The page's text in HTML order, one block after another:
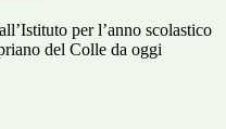
per l’anno scolastico
del Colle da oggi